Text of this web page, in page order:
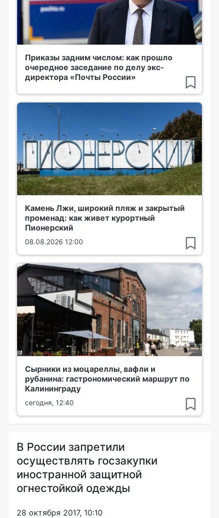
Приказы задним числом: как прошло
очередное заседание по делу экс-
директора «Почты России»
Камень Лжи, широкий пляж и закрытый
променад: как живет курортный
Пионерский
08.08.2026 12:00
Сырники из моцареллы, вафли и
рубанина: гастрономический маршрут по
Калининграду
сегодня, 12:40
В России запретили
осуществлять госзакупки
иностранной защитной
огнестойкой одежды
28 октября 2017, 10:10